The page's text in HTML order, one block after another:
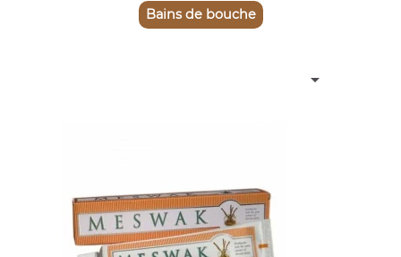
Bains de bouche
